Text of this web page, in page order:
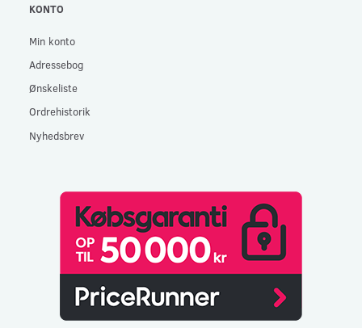
KONTO
Min konto
Adressebog
Ønskeliste
Ordrehistorik
Nyhedsbrev